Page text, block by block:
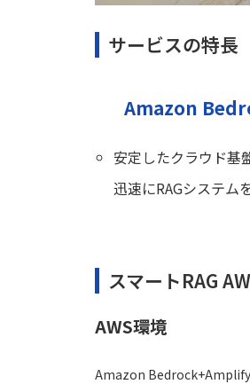
サービスの特長
Amazon
安定したクラウド基
迅速にRAGシステム
スマートRAG
AWS環境
Amazon Bedrock+Amplify